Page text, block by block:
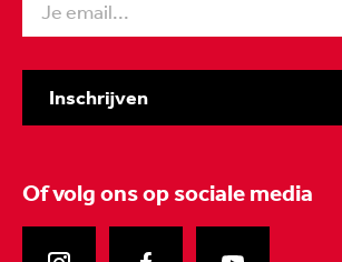
Inschrijven
Of volg onsop sociale media